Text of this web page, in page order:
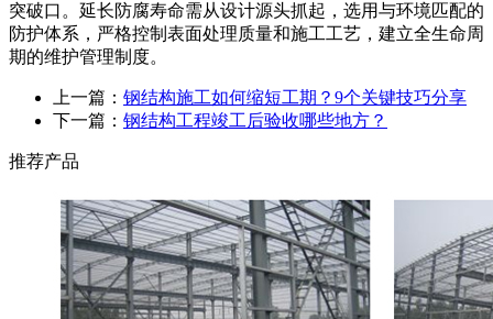
突破口。延长防腐寿命需从设计源头抓起，选用与环境匹配的
防护体系，严格控制表面处理质量和施工工艺，建立全生命周
期的维护管理制度。
上一篇： 钢结构施工如何缩短工期？9个关键技巧分享
下一篇： 钢结构工程竣工后验收哪些地方？
推荐产品